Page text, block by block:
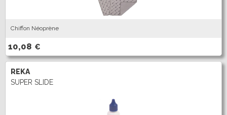
Chiffon Néoprène
10,08 €
REKA
SUPER SLIDE